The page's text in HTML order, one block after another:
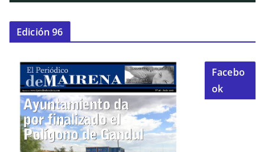
Edición 96
Facebo
ok